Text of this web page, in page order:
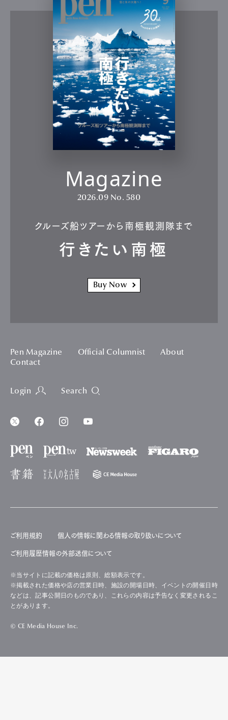
Magazine
2026.09 No. 580
クルーズ船ツアーから南極観測隊まで
行きたい南極
Buy Now
Pen Magazine Official Columnist
About
Contact
Login Search
ご利用規約 個人の情報に関わる情報の取り扱いについて
ご利用履歴情報の外部送信について
※当サイトに記載の価格は原則、総額表示です。
※掲載された価格や店の営業日時、施設の開場日時、イベントの開催日時
などは、記事公開日のものであり、これらの内容は予告なく変更されるこ
とがあります。
© CE Media House Inc.